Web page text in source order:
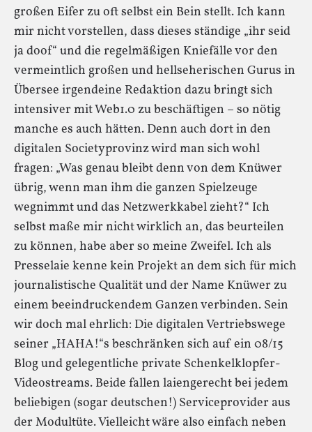
großen Eifer zu oft selbst ein Bein stellt. Ich kann
mir nicht vorstellen, dass dieses ständige „ihr seid
ja doof“ und die regelmäßigen Kniefälle vor den
vermeintlich großen und hellseherischen Gurus in
Übersee irgendeine Redaktion dazu bringt sich
intensiver mit Web1.0 zu beschäftigen – so nötig
manche es auch hätten. Denn auch dort in den
digitalen Societyprovinz wird man sich wohl
fragen: „Was genau bleibt denn von dem Knüwer
übrig, wenn man ihm die ganzen Spielzeuge
wegnimmt und das Netzwerkkabel zieht?“ Ich
selbst maße mir nicht wirklich an, das beurteilen
zu können, habe aber so meine Zweifel. Ich als
Presselaie kenne kein Projekt an dem sich für mich
journalistische Qualität und der Name Knüwer zu
einem beeindruckendem Ganzen verbinden. Sein
wir doch mal ehrlich: Die digitalen Vertriebswege
seiner „HAHA!“s beschränken sich auf ein 08/15
Blog und gelegentliche private Schenkelklopfer-
Videostreams. Beide fallen laiengerecht bei jedem
beliebigen (sogar deutschen!) Serviceprovider aus
der Modultüte. Vielleicht wäre also einfach neben